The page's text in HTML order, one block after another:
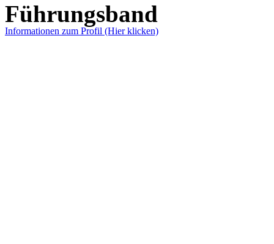
Führungsband
Informationen zum Profil (Hier klicken)